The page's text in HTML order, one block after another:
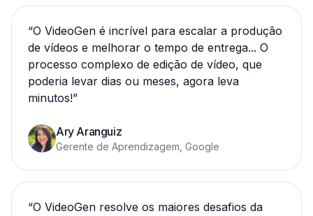
“O VideoGen é incrível para escalar a produção
de vídeos e melhorar o tempo de entrega... O
processo complexo de edição de vídeo, que
poderia levar dias ou meses, agora leva
minutos!”
Ary Aranguiz
Gerente de Aprendizagem, Google
“O VideoGen resolve os maiores desafios da